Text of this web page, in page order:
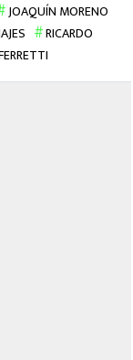
JOAQUÍN MORENO
RICARDO